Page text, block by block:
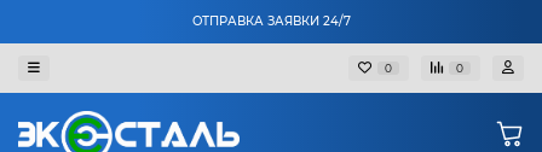
ОТПРАВКА ЗАЯВКИ 24/7
0 0